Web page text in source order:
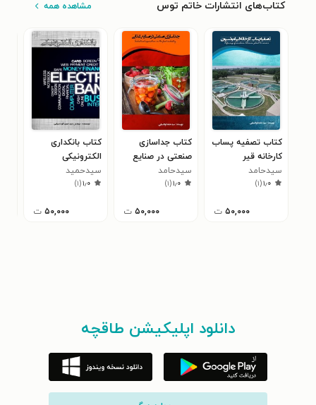
کتاب‌های انتشارات خاتم توس مشاهده همه
کتاب تصفیه پساب
کارخانه قیر
امولسیون
سیدحامد
گوداسیایی
۱٫۰(۱)
۵۰,۰۰۰ ت
کتاب جداسازی
صنعتی در صنایع
غذایی
سیدحامد
گوداسیایی
۱٫۰(۱)
۵۰,۰۰۰ ت
کتاب بانکداری
الکترونیکی
سیدحمید
گوداسیایی
۱٫۰(۱)
۵۰,۰۰۰ ت
دانلود اپلیکیشن طاقچه